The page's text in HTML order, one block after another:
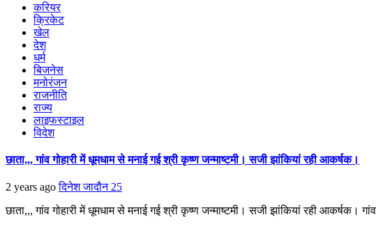
करियर
क्रिकेट
खेल
देश
धर्म
बिजनेस
मनोरंजन
राजनीति
राज्य
लाइफस्टाइल
विदेश
छाता,,, गांव गोहारी में धूमधाम से मनाई गई श्री कृष्ण जन्माष्टमी। सजी झांकियां रही आकर्षक।
2 years agoदिनेश जादौन 25
छाता,,, गांव गोहारी में धूमधाम से मनाई गई श्री कृष्ण जन्माष्टमी। सजी झांकियां रही आकर्षक।